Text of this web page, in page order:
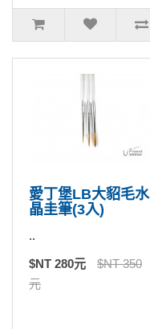
愛丁堡LB大貂毛水
晶圭筆(3入)
..
$NT 280元
$NT 350
元